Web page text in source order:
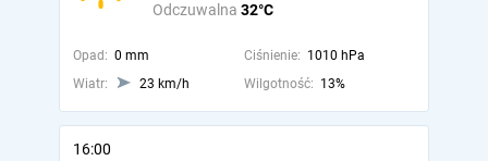
Odczuwalna 32°C
Opad: 0 mm Ciśnienie: 1010 hPa
Wiatr:
23 km/h Wilgotność: 13%
16:00